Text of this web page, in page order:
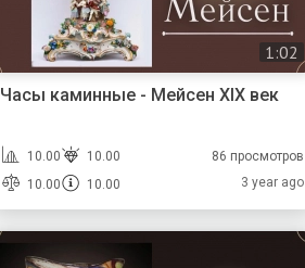
1:02
Часы каминные - Мейсен XIX век
10.00
10.00
10.00
10.00
86 просмотров
3 year ago